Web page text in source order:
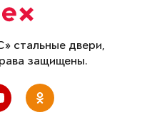
стальные двери,
защищены.